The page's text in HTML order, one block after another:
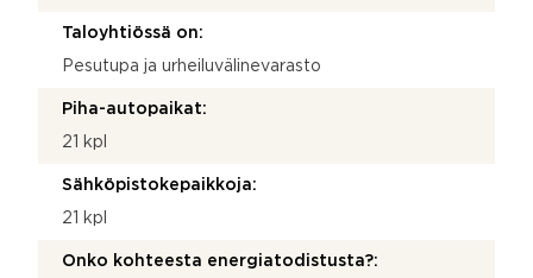
Taloyhtiössä on:
Pesutupa ja urheiluvälinevarasto
Piha-autopaikat:
21 kpl
Sähköpistokepaikkoja:
21 kpl
Onko kohteesta energiatodistusta?: